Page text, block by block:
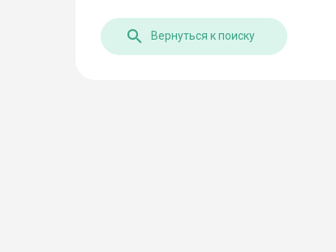
Вернуться к поиску